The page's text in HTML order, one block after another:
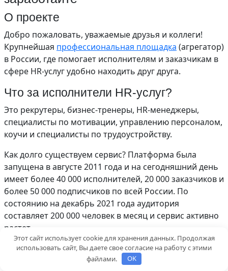
О проекте
Добро пожаловать, уважаемые друзья и коллеги!
Крупнейшая профессиональная площадка (агрегатор)
в России, где помогает исполнителям и заказчикам в
сфере HR-услуг удобно находить друг друга.
Что за исполнители HR-услуг?
Это рекрутеры, бизнес-тренеры, HR-менеджеры,
специалисты по мотивации, управлению персоналом,
коучи и специалисты по трудоустройству.
Как долго существуем сервис? Платформа была
запущена в августе 2011 года и на сегодняшний день
имеет более 40 000 исполнителей, 20 000 заказчиков и
более 50 000 подписчиков по всей России. По
состоянию на декабрь 2021 года аудитория
составляет 200 000 человек в месяц и сервис активно
растет.
Что ты можешь здесь сделать?
Публикуя проект здесь, заказчик может быстро
Этот сайт использует cookie для хранения данных. Продолжая
использовать сайт, Вы даете свое согласие на работу с этими
файлами.
OK